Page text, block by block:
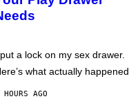
a lock on my sex drawer.
what actually happened.
AGO